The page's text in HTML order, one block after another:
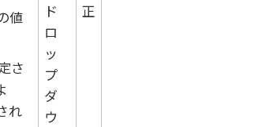
値
さ
れ
ド
ロ
ッ
プ
ダ
ウ
正